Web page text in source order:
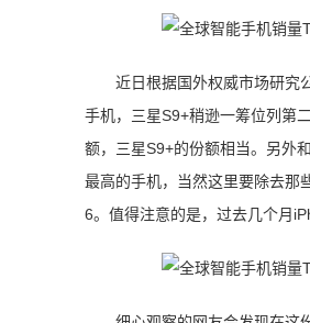
近日根据国外权威市场研究
手机，三星S9+稍逊一筹位列第
额，三星S9+的份额相当。另外
最高的手机，当然这里要除去那
6。值得注意的是，过去几个月